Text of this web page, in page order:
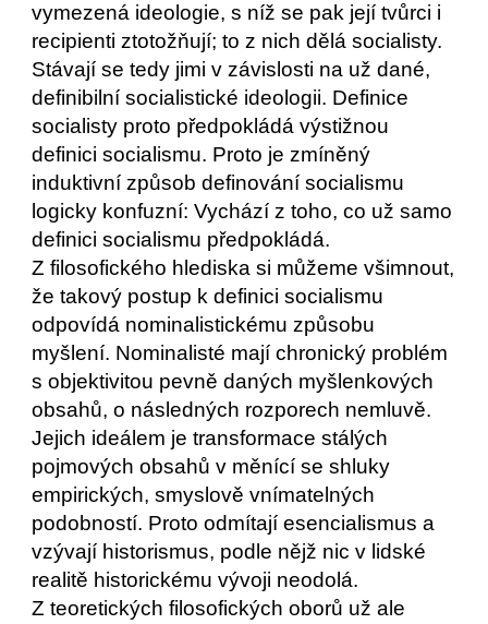
vymezená ideologie, s níž se pak její tvůrci i
recipienti ztotožňují; to z nich dělá socialisty.
Stávají se tedy jimi v závislosti na už dané,
definibilní socialistické ideologii. Definice
socialisty proto předpokládá výstižnou
definici socialismu. Proto je zmíněný
induktivní způsob definování socialismu
logicky konfuzní: Vychází z toho, co už samo
definici socialismu předpokládá.
Z filosofického hlediska si můžeme všimnout,
že takový postup k definici socialismu
odpovídá nominalistickému způsobu
myšlení. Nominalisté mají chronický problém
s objektivitou pevně daných myšlenkových
obsahů, o následných rozporech nemluvě.
Jejich ideálem je transformace stálých
pojmových obsahů v měnící se shluky
empirických, smyslově vnímatelných
podobností. Proto odmítají esencialismus a
vzývají historismus, podle nějž nic v lidské
realitě historickému vývoji neodolá.
Z teoretických filosofických oborů už ale